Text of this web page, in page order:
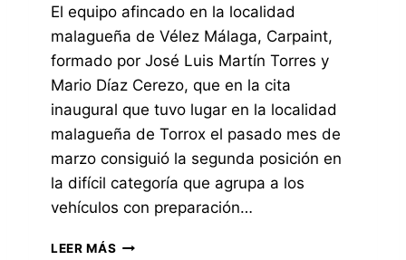
R
O
O
P
O
C
A
P
A
I
T
,
E
El equipo afincado en la localidad
malagueña de Vélez Málaga, Carpaint,
formado por José Luis Martín Torres y
Mario Díaz Cerezo, que en la cita
inaugural que tuvo lugar en la localidad
malagueña de Torrox el pasado mes de
marzo consiguió la segunda posición en
la difícil categoría que agrupa a los
vehículos con preparación…
LEER MÁS E